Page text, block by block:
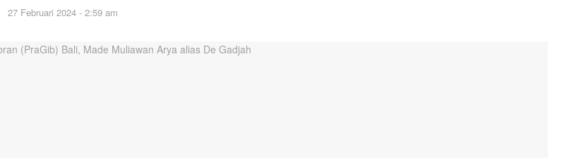
27 Februari 2024 - 2:59 am